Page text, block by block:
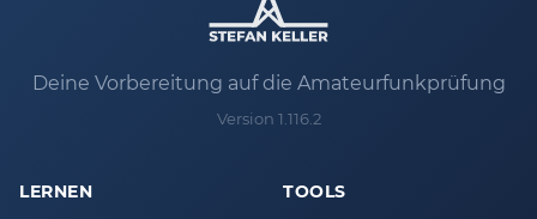
Deine Vorbereitung auf die Amateurfunkprüfung
Version 1.116.2
LERNEN TOOLS